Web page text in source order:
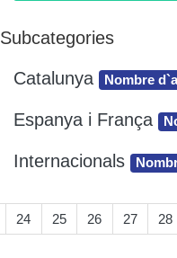
Subcategories
Catalunya Nombre
Espanya i França
Internacionals
24 25 26 27 28